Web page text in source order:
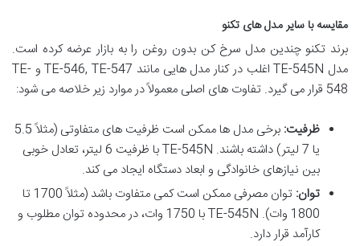
مقایسه با سایر مدل های تکنو
برند تکنو چندین مدل سرخ کن بدون روغن را به بازار عرضه کرده است.
مدل TE-545N اغلب در کنار مدل هایی مانند TE-546, TE-547 و TE-
548 قرار می گیرد. تفاوت های اصلی معمولاً در موارد زیر خلاصه می شود:
ظرفیت:
برخی مدل ها ممکن است ظرفیت های متفاوتی (مثلاً 5.5
یا 7 لیتر) داشته باشند. TE-545N با ظرفیت 6 لیتر، تعادل خوبی
بین نیازهای خانوادگی و ابعاد دستگاه ایجاد می کند.
توان:
توان مصرفی ممکن است کمی متفاوت باشد (مثلاً 1700 تا
1800 وات). TE-545N با 1750 وات، در محدوده توان مطلوب و
کارآمد قرار دارد.